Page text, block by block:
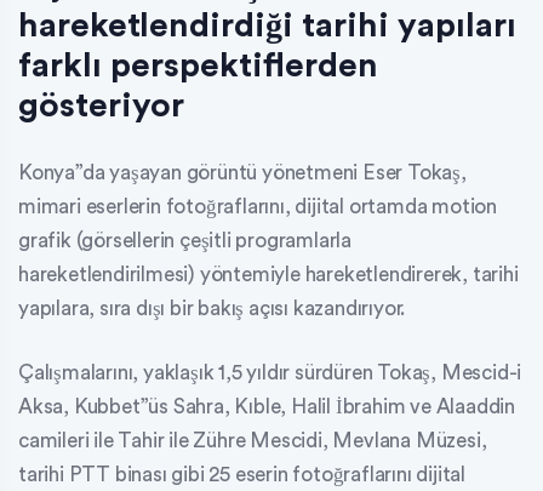
hareketlendirdiği tarihi yapıları
farklı perspektiflerden
gösteriyor
Konya”da yaşayan görüntü yönetmeni Eser Tokaş,
mimari eserlerin fotoğraflarını, dijital ortamda motion
grafik (görsellerin çeşitli programlarla
hareketlendirilmesi) yöntemiyle hareketlendirerek, tarihi
yapılara, sıra dışı bir bakış açısı kazandırıyor.
Çalışmalarını, yaklaşık 1,5 yıldır sürdüren Tokaş, Mescid-i
Aksa, Kubbet”üs Sahra, Kıble, Halil İbrahim ve Alaaddin
camileri ile Tahir ile Zühre Mescidi, Mevlana Müzesi,
tarihi PTT binası gibi 25 eserin fotoğraflarını dijital